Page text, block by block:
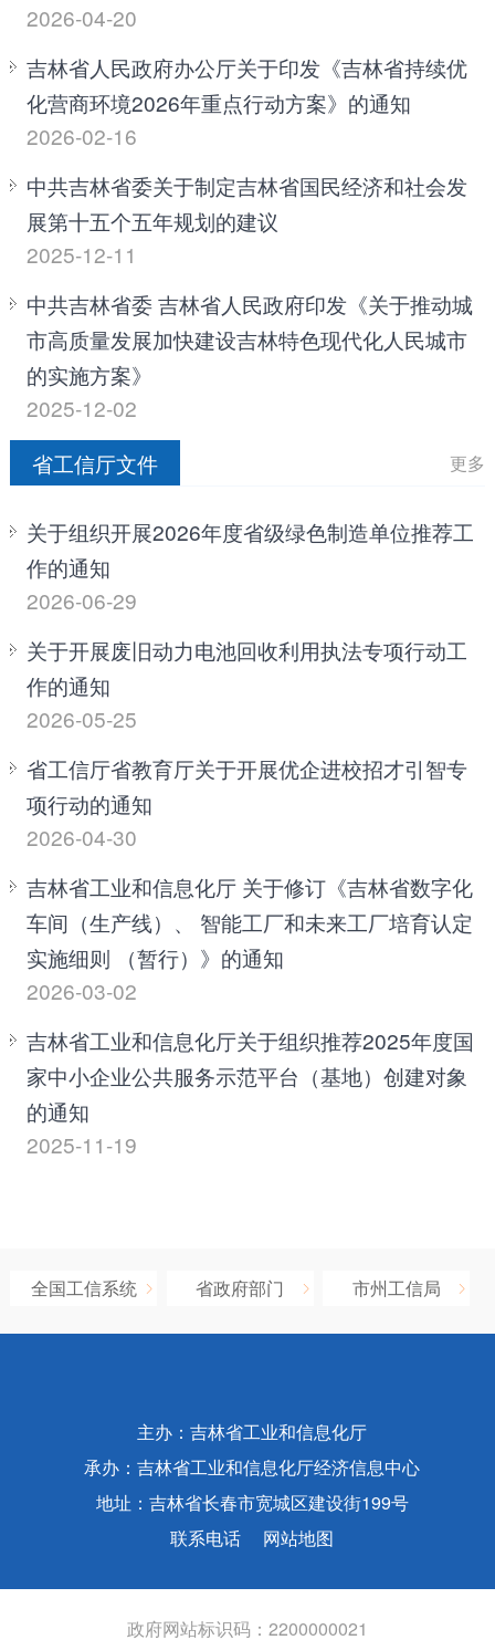
2026-04-20
吉林省人民政府办公厅关于印发《吉林省持续优
化营商环境2026年重点行动方案》的通知
2026-02-16
中共吉林省委关于制定吉林省国民经济和社会发
展第十五个五年规划的建议
2025-12-11
中共吉林省委 吉林省人民政府印发《关于推动城
市高质量发展加快建设吉林特色现代化人民城市
的实施方案》
2025-12-02
省工信厅文件
更多
关于组织开展2026年度省级绿色制造单位推荐工
作的通知
2026-06-29
关于开展废旧动力电池回收利用执法专项行动工
作的通知
2026-05-25
省工信厅省教育厅关于开展优企进校招才引智专
项行动的通知
2026-04-30
吉林省工业和信息化厅 关于修订《吉林省数字化
车间（生产线）、 智能工厂和未来工厂培育认定
实施细则 （暂行）》的通知
2026-03-02
吉林省工业和信息化厅关于组织推荐2025年度国
家中小企业公共服务示范平台（基地）创建对象
的通知
2025-11-19
全国工信系统 省政府部门 市州工信局
主办：吉林省工业和信息化厅
承办：吉林省工业和信息化厅经济信息中心
地址：吉林省长春市宽城区建设街199号
联系电话
网站地图
政府网站标识码：2200000021